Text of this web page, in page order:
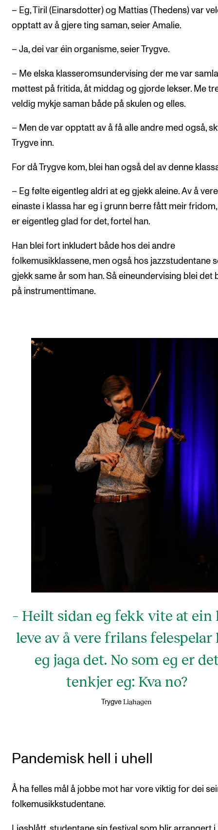
– Eg, Tiril (Einarsdotter) og Mattias (Thedens) var
opptatt av å gjere ting saman, seier Amalie.
– Ja, dei var éin organisme, seier Trygve.
– Me elska klasseromsundervising der me var
møttest på fritida, åt middag og gjorde lekser. Me
veldig mykje saman både på skulen og elles.
– Men de var opptatt av å få alle andre med også,
Trygve inn.
For då Trygve kom, blei han også del av denne
– Eg følte eigentleg aldri at eg gjekk aleine. Av å
einaste i klassa har eg i grunn berre fått meir
er eigentleg glad for det, fortel han.
Han blei fort inkludert både hos dei andre
folkemusikklassene, men også hos jazzstudentane
gjekk same år som han. Så eineundervising blei det
på instrumenttimane.
– Heilt sidan eg fekk vite at ein
leve av å vere frilans felespelar
eg jaga det. No som eg er
tenkjer eg: Kva no?
Trygve Liahagen
Pandemisk hell i uhell
Å ha felles mål å jobbe mot har vore viktig for dei
folkemusikkstudentane.